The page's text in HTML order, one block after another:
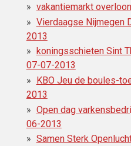
vakantiemarkt
Vierdaagse Nijmegen
2013
koningsschieten Sint
07-07-2013
KBO Jeu de boules-
2013
Open dag
06-2013
Samen Sterk